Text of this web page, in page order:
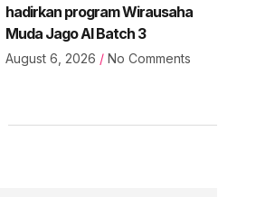
hadirkan program Wirausaha
Muda Jago AI Batch 3
August 6, 2026 No Comments